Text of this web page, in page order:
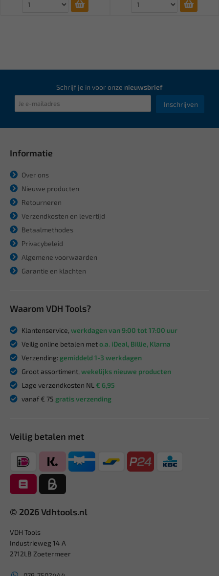
Schrijf je in voor onze nieuwsbrief
Inschrijven
Informatie
Over ons
Nieuwe producten
Retourneren
Verzendkosten en levertijd
Betaalmethodes
Privacybeleid
Algemene voorwaarden
Garantie en klachten
Waarom VDH Tools?
Klantenservice, werkdagen van 9:00 tot 17:00 uur
Veilig online betalen meto.a. iDeal, Billie, Klarna
Verzending: gemiddeld 1-3 werkdagen
Groot assortiment, wekelijks nieuwe producten
Lage verzendkosten NL € 6,95
vanaf € 75 gratis verzending
Veilig betalen met
© 2026 Vdhtools.nl
VDH Tools
Industrieweg 14 A
2712LB Zoetermeer